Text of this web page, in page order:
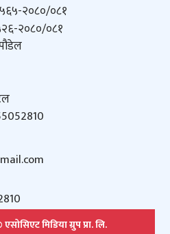
२०८०/०८१
२०८०/०८१
मिडिया ग्रुप प्रा. लि.